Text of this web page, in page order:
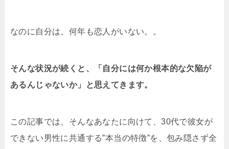
なのに自分は、何年も恋人がいない。。
そんな状況が続くと、「自分には何か根本的な欠陥が
あるんじゃないか」と思えてきます。
この記事では、そんなあなたに向けて、30代で彼女が
できない男性に共通する”本当の特徴”を、包み隠さず全